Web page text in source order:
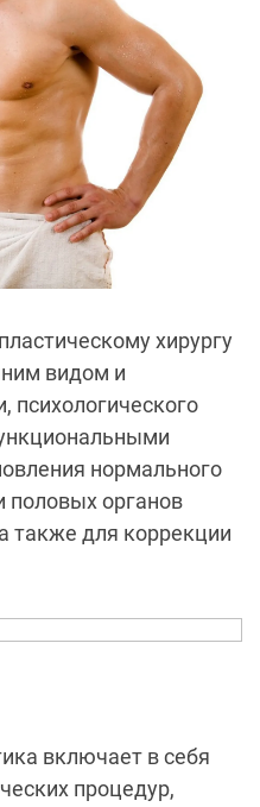
хирургу
видом и
нормального
половых органов
также для коррекции
включает в себя
процедур,